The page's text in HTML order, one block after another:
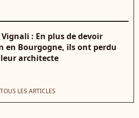
: En plus de devoir
en Bourgogne, ils ont perdu
architecte
TOUS LES ARTICLES